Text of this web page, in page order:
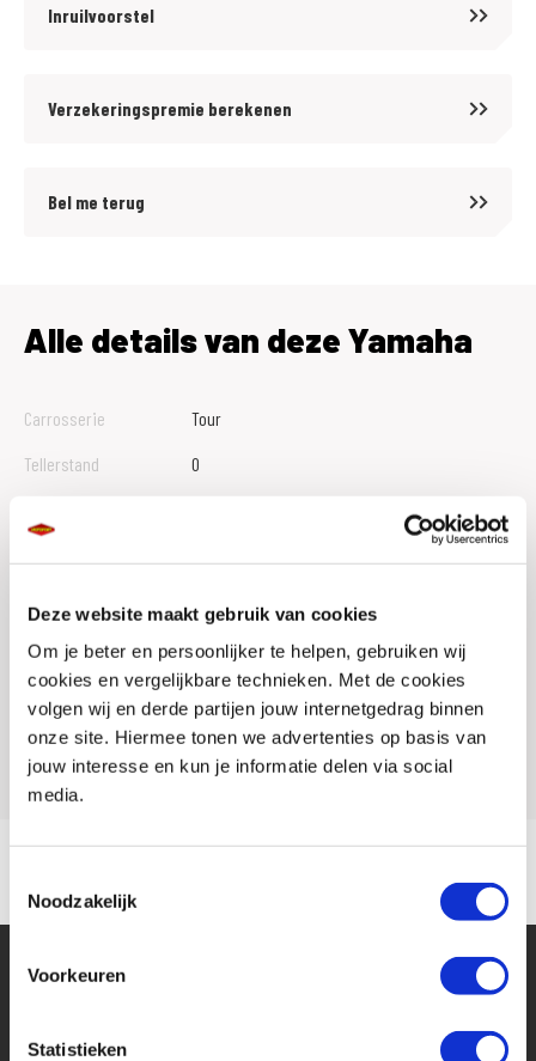
Deze website maakt gebruik van cookies
Om je beter en persoonlijker te helpen, gebruiken wij
cookies en vergelijkbare technieken. Met de cookies
volgen wij en derde partijen jouw internetgedrag binnen
onze site. Hiermee tonen we advertenties op basis van
jouw interesse en kun je informatie delen via social
media.
Noodzakelijk
Voorkeuren
Statistieken
Inruilvoorstel
Verzekeringspremie berekenen
Bel me terug
Alle details van deze Yamaha
Carrosserie
Tour
Tellerstand
0
Conditie
Nieuw
Rijbewijs type
A
Model
TRACER 9